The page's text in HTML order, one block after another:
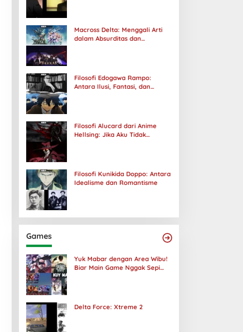
Macross Delta: Menggali Arti
dalam Absurditas dan
Filosofi Edogawa Rampo:
Antara Ilusi, Fantasi, dan
Filosofi Alucard dari Anime
Hellsing: Jika Aku Tidak
Filosofi Kunikida Doppo: Antara
Idealisme dan Romantisme
Games
Yuk Mabar dengan Area Wibu!
Biar Main Game Nggak Sepi
Delta Force: Xtreme 2